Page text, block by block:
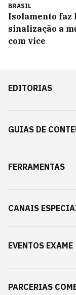
BRASIL
Isolamento faz
sinalização a
com vice
EDITORIAS
GUIAS DE
FERRAMENTAS
CANAIS
EVENTOS EXAME
PARCERIAS